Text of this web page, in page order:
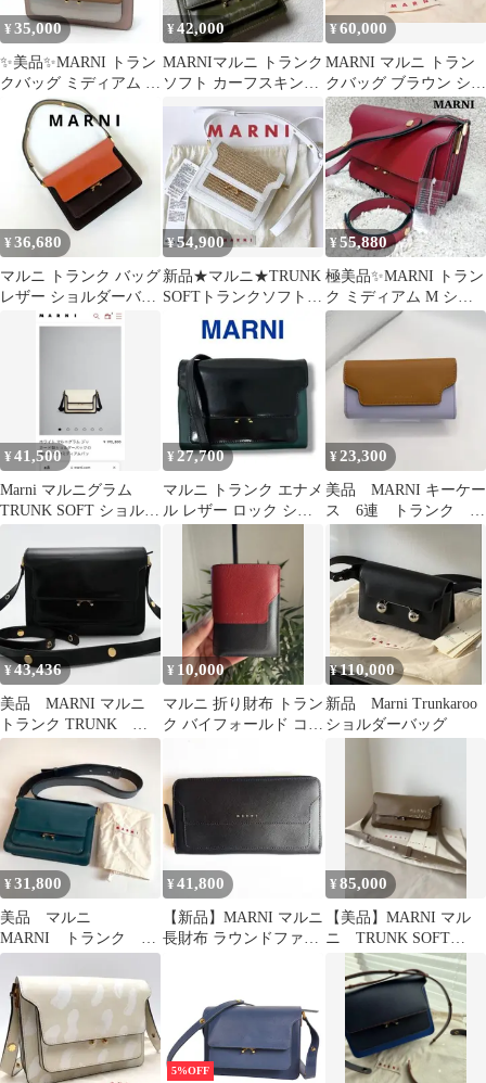
¥ 35,000
✨美品✨MARNI トラン
クバッグ ミディアム ピ
ンク ブラウン ホワイト
¥42,000
MARNIマルニ トランク
ソフト カーフスキン
shoulderミニ
¥60,000
MARNI マルニ トラン
クバッグ ブラウン ショ
ルダーバッグ 正規品
¥36,680
マルニ トランク バッグ
レザー ショルダーバッ
グ オレンジ ブラウン
¥54,900
新品★マルニ★TRUNK
SOFTトランクソフトミ
ニショルダーバッグ★
ホワイト白
¥55,880
極美品✨MARNI トラン
ク ミディアム M ショ
ルダーバッグ カーフス
キン 赤
¥41,500
Marni マルニグラム
TRUNK SOFT ショルダ
¥ 27,700
マルニ トランク エナメ
ル レザー ロック ショ
ルダーバッグ 緑 黒 レ
¥23,300
美品 MARNI キーケー
ス 6連 トランク
trunk ブラウン パープ
ル
¥ 43,436
美品 MARNI マルニ
トランク TRUNK レ
ザー ショルダーバッ
グ 黒
¥ 10,000
マルニ 折り財布 トラン
ク バイフォールド コン
¥110,000
新品 Marni Trunkaroo
ショルダーバッグ
¥31,800
美品 マルニ
MARNI トランク
TRUNK ワンショルダ
ーバッグ レザー
¥41,800
【新品】MARNI マルニ
長財布 ラウンドファス
¥85,000
【美品】MARNI マル
ニ TRUNK SOFT
MINI ショルダーバッグ
5%OFF